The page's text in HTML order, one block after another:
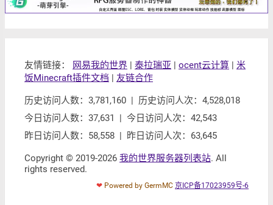
友情链接： 网易我的世界 | 泰拉瑞亚 | ocent云计算 | 米
饭Minecraft插件文档 | 友链合作
历史访问人数：3,781,160 | 历史访问人次：4,528,018
今日访问人数：37,631 | 今日访问人次：42,543
昨日访问人数：58,558 | 昨日访问人次：63,645
Copyright © 2019-2026 我的世界服务器列表站. All
rights reserved.
❤ Powered by GermMC 京ICP备17023959号-6